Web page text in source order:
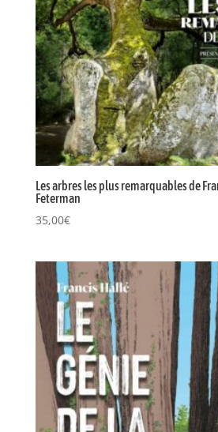
Les arbres les plus remarquables de
Feterman
35,00€